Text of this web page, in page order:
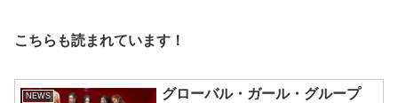
こちらも読まれています！
NEWS
グローバル・ガール・グループ